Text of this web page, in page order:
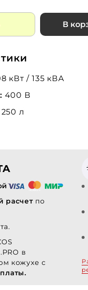
В
кВт / 135 кВА
400 В
250 л
расчет по
в
кожухе с